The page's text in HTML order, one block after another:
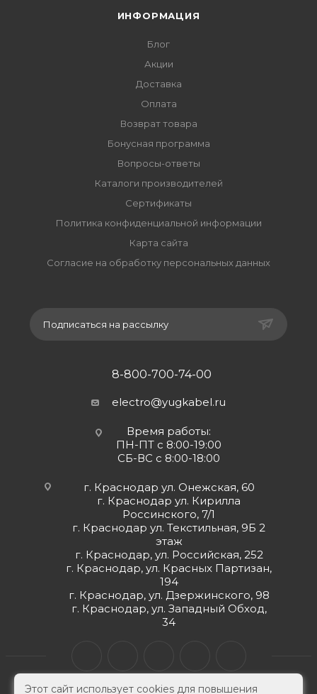
ИНФОРМАЦИЯ
Блог
Акции
Доставка
Оплата
Возврат товара
Бонусная программа
Вопросы-ответы
Каталоги производителей
Сертификаты
Политика конфиденциальной информации
Карта сайта
Согласие на обработку персональных данных
Подписаться на рассылку
8-800-700-74-00
electro@yugkabel.ru
Время работы:
ПН-ПТ с 8:00-19:00
СБ-ВС с 8:00-18:00
г. Краснодар ул. Онежская, 60
г. Краснодар ул. Кирилла
Россинского, 7/1
г. Краснодар ул. Текстильная, 9Б 2
этаж
г. Краснодар, ул. Российская, 252
г. Краснодар, ул. Красных Партизан,
194
г. Краснодар, ул. Дзержинского, 98
г. Краснодар, ул. Западный Обход,
34
Этот сайт использует cookies для повышения